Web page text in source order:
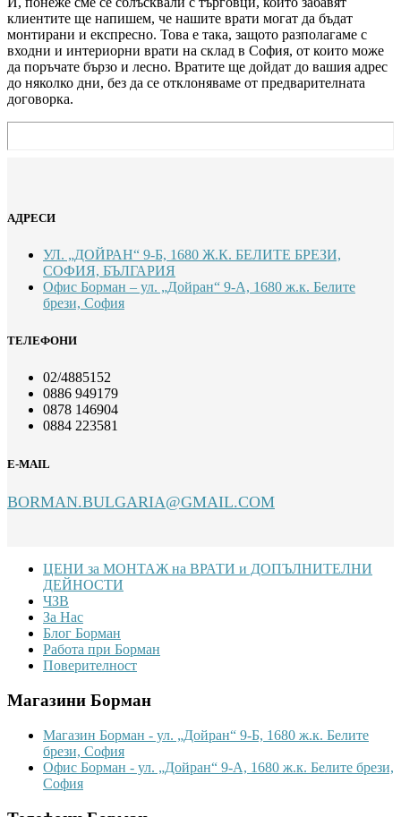
клиентите ще напишем, че нашите врати могат да бъдат
монтирани и експресно. Това е така, защото разполагаме с
входни и интериорни врати на склад в София, от които може
да поръчате бързо и лесно. Вратите ще дойдат до вашия адрес
до няколко дни, без да се отклоняваме от предварителната
договорка.
АДРЕСИ
УЛ. „ДОЙРАН“ 9-Б, 1680 Ж.К. БЕЛИТЕ БРЕЗИ,
СОФИЯ, БЪЛГАРИЯ
Офис Борман – ул. „Дойран“ 9-А, 1680 ж.к. Белите
брези, София
ТЕЛЕФОНИ
02/4885152
0886 949179
0878 146904
0884 223581
E-MAIL
BORMAN.BULGARIA@GMAIL.COM
FooterЦЕНИ за МОНТАЖ на ВРАТИ и ДОПЪЛНИТЕЛНИ
ДЕЙНОСТИ
ЧЗВ
За Нас
Блог Борман
Работа при Борман
Поверителност
Магазини Борман
Магазин Борман - ул. „Дойран“ 9-Б, 1680 ж.к. Белите
брези, София
Офис Борман - ул. „Дойран“ 9-А, 1680 ж.к. Белите брези,
София